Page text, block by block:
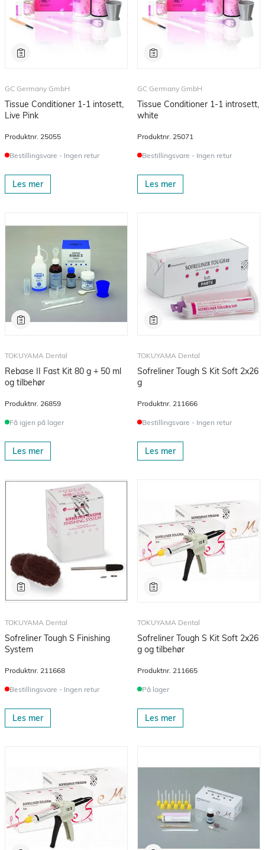
GC Germany GmbH
Tissue Conditioner 1-1 intosett,
Live Pink
Produktnr. 25055
Bestillingsvare - Ingen retur
Les mer
GC Germany GmbH
Tissue Conditioner 1-1 introsett,
white
Produktnr. 25071
Bestillingsvare - Ingen retur
Les mer
TOKUYAMA Dental
Rebase II Fast Kit 80 g + 50 ml
og tilbehør
Produktnr. 26859
Få igjen på lager
Les mer
TOKUYAMA Dental
Sofreliner Tough S Kit Soft 2x26
g
Produktnr. 211666
Bestillingsvare - Ingen retur
Les mer
TOKUYAMA Dental
Sofreliner Tough S Finishing
System
Produktnr. 211668
Bestillingsvare - Ingen retur
Les mer
TOKUYAMA Dental
Sofreliner Tough S Kit Soft 2x26
g og tilbehør
Produktnr. 211665
På lager
Les mer